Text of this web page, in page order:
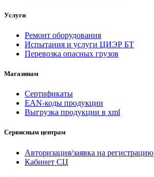
Услуги
Ремонт оборудования
Испытания и услуги ЦИЭР БТ
Перевозка опасных грузов
Магазинам
Сертификаты
EAN-коды продукции
Выгрузка продукции в xml
Сервисным центрам
Авторизация/заявка на регистрацию
Кабинет СЦ